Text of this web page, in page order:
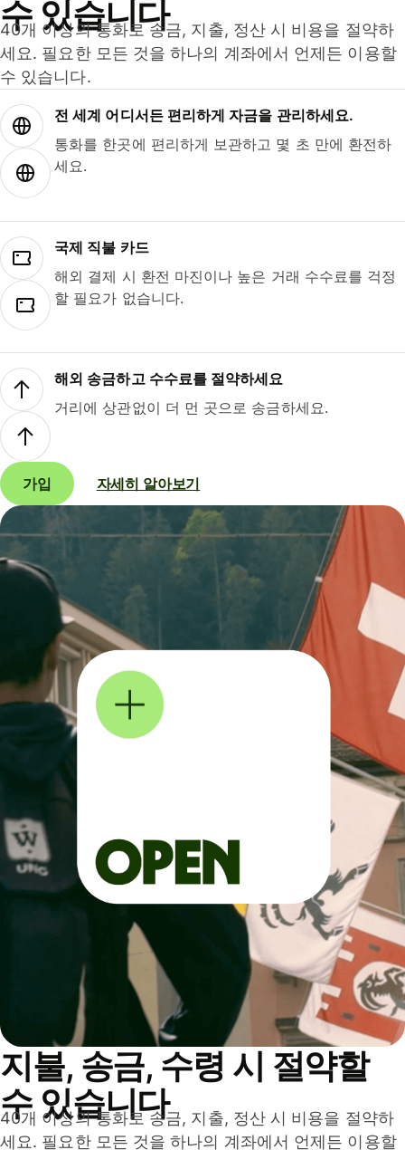
수 있습니다
40개 이상의 통화로 송금, 지출, 정산 시 비용을 절약하
세요. 필요한 모든 것을 하나의 계좌에서 언제든 이용할
수 있습니다.
전 세계 어디서든 편리하게 자금을 관리하세요.
통화를 한곳에 편리하게 보관하고 몇 초 만에 환전하
세요.
국제 직불 카드
해외 결제 시 환전 마진이나 높은 거래 수수료를 걱정
할 필요가 없습니다.
해외 송금하고 수수료를 절약하세요
거리에 상관없이 더 먼 곳으로 송금하세요.
가입 자세히 알아보기
지불, 송금, 수령 시 절약할
수 있습니다
40개 이상의 통화로 송금, 지출, 정산 시 비용을 절약하
세요. 필요한 모든 것을 하나의 계좌에서 언제든 이용할